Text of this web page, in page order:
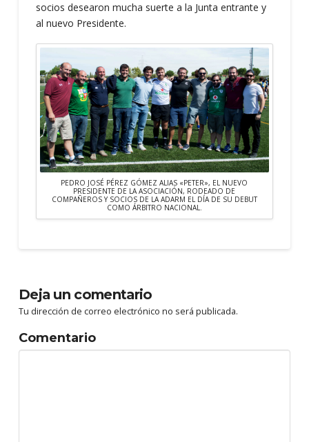
socios desearon mucha suerte a la Junta entrante y
al nuevo Presidente.
PEDRO JOSÉ PÉREZ GÓMEZ ALIAS «PETER», EL NUEVO
PRESIDENTE DE LA ASOCIACIÓN, RODEADO DE
COMPAÑEROS Y SOCIOS DE LA ADARM EL DÍA DE SU DEBUT
COMO ÁRBITRO NACIONAL.
Deja un comentario
Tu dirección de correo electrónico no será publicada.
Comentario